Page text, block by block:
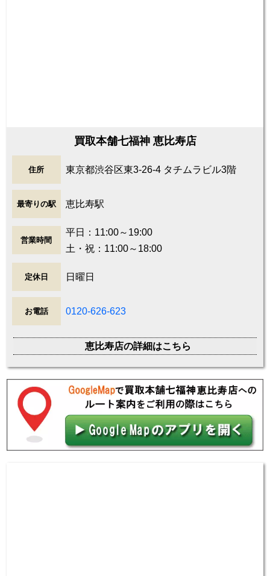
買取本舗七福神 恵比寿店
住所 東京都渋谷区東3-26-4 タチムラビル3階
最寄りの駅 恵比寿駅
営業時間
平日：11:00～19:00
土・祝：11:00～18:00
定休日 日曜日
お電話 0120-626-623
恵比寿店の詳細はこちら